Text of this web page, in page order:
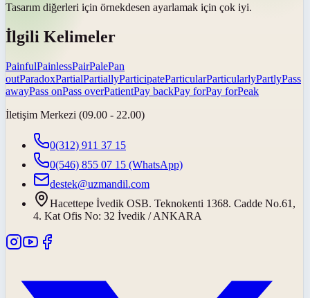
Tasarım diğerleri için örnekdesen ayarlamak için çok iyi.
İlgili Kelimeler
PainfulPainlessPairPalePan
outParadoxPartialPartiallyParticipateParticularParticularlyPartlyPass
awayPass onPass overPatientPay backPay forPay forPeak
İletişim Merkezi (09.00 - 22.00)
0(312) 911 37 15
0(546) 855 07 15 (WhatsApp)
destek@uzmandil.com
Hacettepe İvedik OSB. Teknokenti 1368. Cadde No.61,
4. Kat Ofis No: 32 İvedik / ANKARA